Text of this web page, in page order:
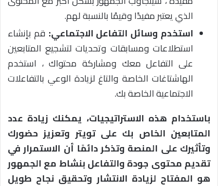
الذي يعتبر مفيدًا وقيمًا بالنسبة لهم.
استخدم وسائل التفاعل الاجتماعي: قم بإنشاء
استطلاعات ومسابقات وتحديات لتشجيع المتابعين
على التفاعل معك ومشاركة محتواك ، استخدم
الهاشتاغات الخاصة والتاغ لزيادة الوعي بالتفاعلات
الاجتماعية الخاصة بك.
باستخدام هذه الاستراتيجيات، يمكنك زيادة عدد
المتابعين الخاص بك على تويتر وتعزيز حضورك
وتأثيرك على المنصة وتذكر دائمًا أن الاستمرار في
تقديم محتوى جودة والتفاعل بنشاط مع الجمهور
هو المفتاح لزيادة الانتشار وتحقيق نجاح طويل